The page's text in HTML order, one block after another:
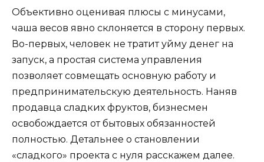
Объективно оценивая плюсы с минусами,
чаша весов явно склоняется в сторону первых.
Во-первых, человек не тратит уйму денег на
запуск, а простая система управления
позволяет совмещать основную работу и
предпринимательскую деятельность. Наняв
продавца сладких фруктов, бизнесмен
освобождается от бытовых обязанностей
полностью. Детальнее о становлении
«сладкого» проекта с нуля расскажем далее.